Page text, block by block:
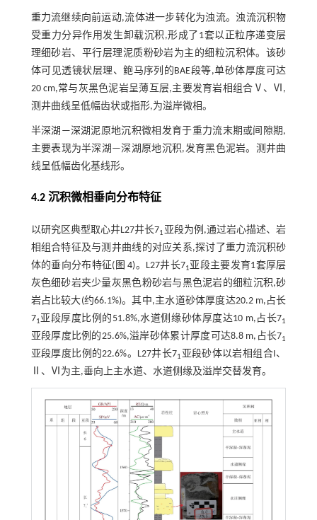
重力流继续向前运动,流体进一步转化为浊流。浊流沉积物
受重力分异作用发生卸载沉积,形成了1套以正粒序递变层
理细砂岩、平行层理泥质粉砂岩为主的细粒沉积体。该砂
体可见透镜状层理、鲍马序列的BAE段等,单砂体厚度可达
20 cm,常与灰黑色泥岩呈薄互层,主要发育岩相组合Ⅴ、Ⅵ,
测井曲线呈低幅齿状或指形,为溢岸微相。
半深湖—深湖泥原地沉积微相发育于重力流末期或间隙期,
主要表现为半深湖—深湖原地沉积,发育黑色泥岩。测井曲
线呈低幅齿化基线形。
4.2 沉积微相垂向分布特征
以研究区典型取心井L27井长71亚段为例,通过岩心描述、岩
相组合特征及与测井曲线的对应关系,探讨了重力流沉积砂
体的垂向分布特征( 图 4)。L27井长71亚段主要发育1套厚层
灰色细砂岩夹少量灰黑色粉砂岩与黑色泥岩的细粒沉积,砂
岩占比较大(约66.1%)。其中,主水道砂体厚度达20.2 m,占长
71亚段厚度比例的51.8%,水道侧缘砂体厚度达10 m,占长71
亚段厚度比例的25.6%,溢岸砂体累计厚度可达8.8 m,占长71
亚段厚度比例的22.6%。L27井长71亚段砂体以岩相组合I、
Ⅱ、Ⅵ为主,垂向上主水道、水道侧缘及溢岸交替发育。